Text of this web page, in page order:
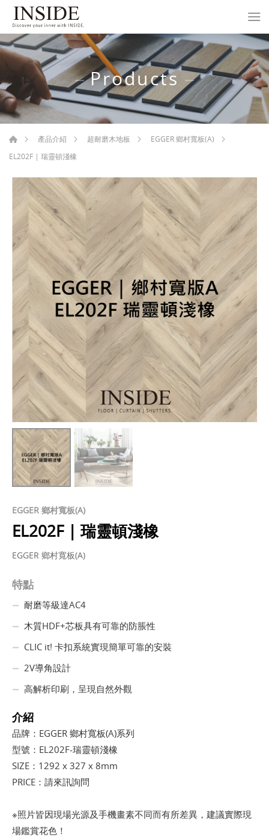
Products
產品介紹 超耐磨木地板
EGGER 鄉村寬板(A)
EL202F | 瑞靈頓淺橡
EGGER 鄉村寬板(A)
EL202F | 瑞靈頓淺橡
EGGER 鄉村寬板(A)
特點
耐磨等級達AC4
木質HDF+芯板具有可靠的防脹性
CLIC it! 卡扣系統實現簡單可靠的安裝
2V導角設計
高解析印刷，呈現自然外觀
介紹
品牌：EGGER 鄉村寬板(A)系列
型號：EL202F-瑞靈頓淺橡
SIZE：1292 x 327 x 8mm
PRICE：請來訊詢問
※照片皆因現場光源及手機畫素不同而有所差異，建議實際現
場鑑賞花色！